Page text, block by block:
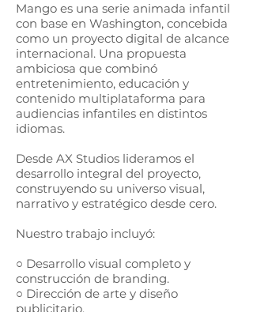
Mango es una serie animada infantil
con base en Washington, concebida
como un proyecto digital de alcance
internacional. Una propuesta
ambiciosa que combinó
entretenimiento, educación y
contenido multiplataforma para
audiencias infantiles en distintos
idiomas.
Desde AX Studios lideramos el
desarrollo integral del proyecto,
construyendo su universo visual,
narrativo y estratégico desde cero.
Nuestro trabajo incluyó:
○ Desarrollo visual completo y
construcción de branding.
○ Dirección de arte y diseño
publicitario.